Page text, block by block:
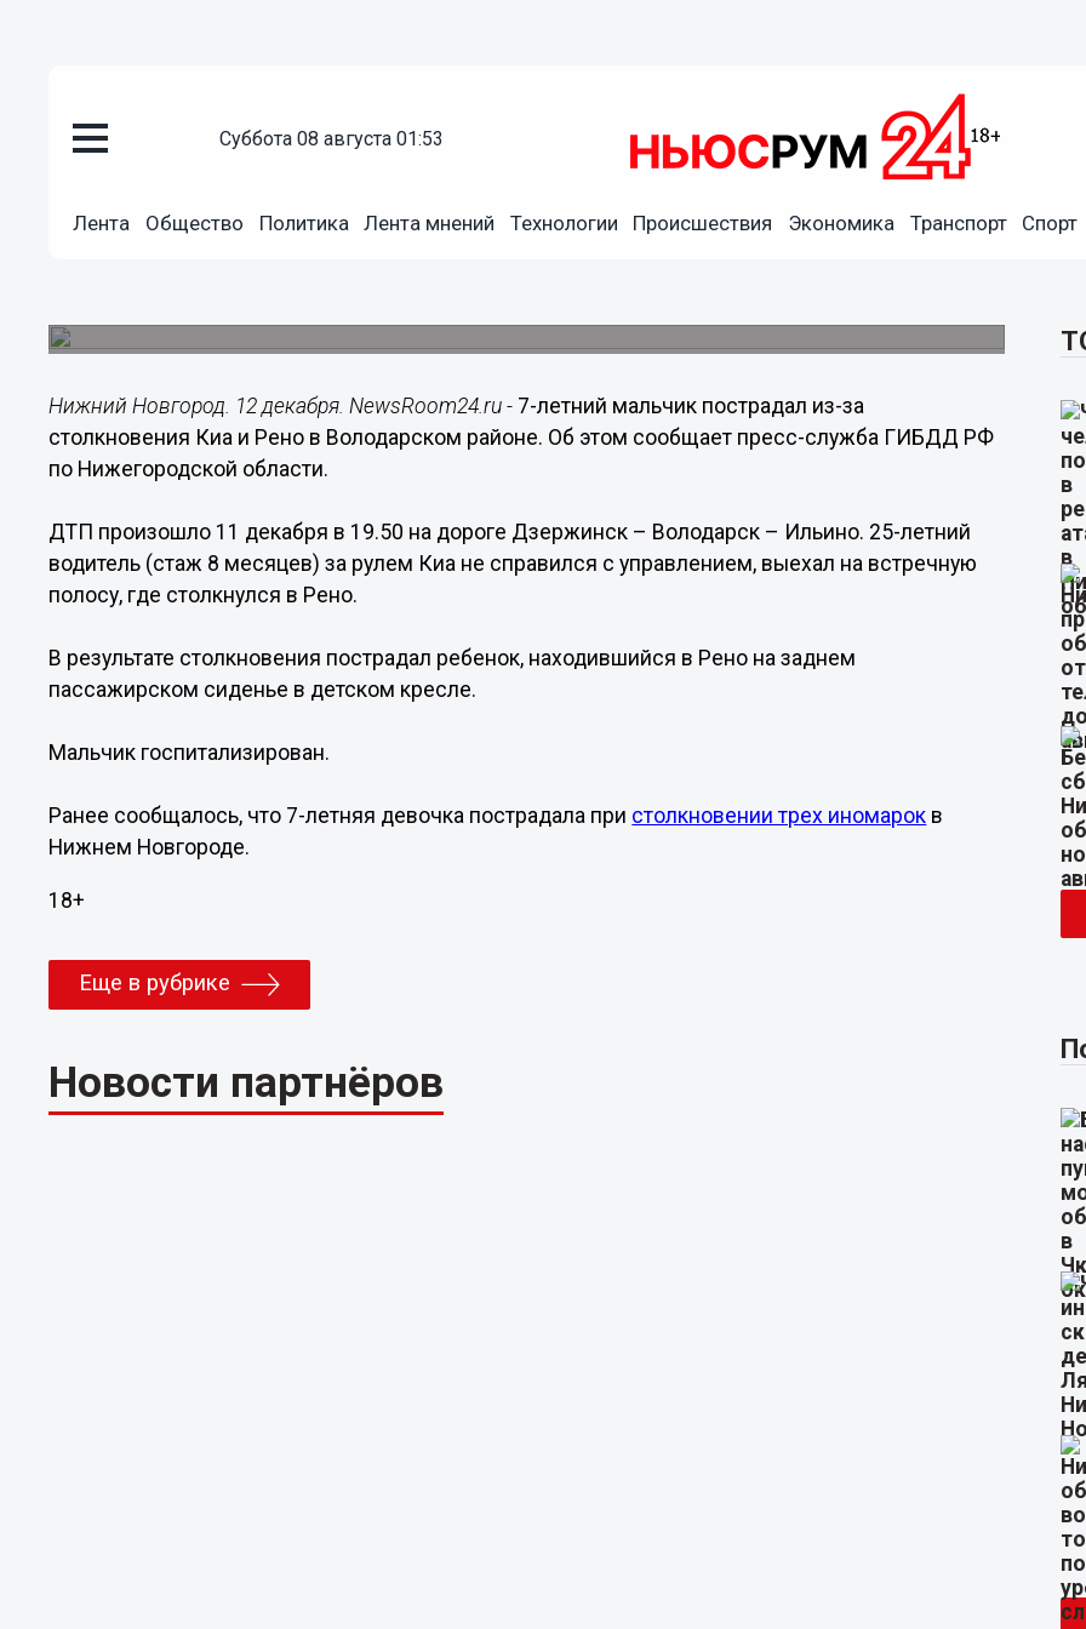
суббота 08 августа 01:53
Лента Общество Политика Лента мнений Технологии Происшествия Экономика Транспорт Спорт
7-летний мальчик пострадал в ДТП по вине неопытного
Нижний Новгород. 12 декабря. NewsRoom24.ru - 7-летний мальчик пострадал из-за
столкновения Киа и Рено в Володарском районе. Об этом сообщает пресс-служба ГИБДД РФ
по Нижегородской области.
ДТП произошло 11 декабря в 19.50 на дороге Дзержинск – Володарск – Ильино. 25-летний
водитель (стаж 8 месяцев) за рулем Киа не справился с управлением, выехал на встречную
полосу, где столкнулся в Рено.
В результате столкновения пострадал ребенок, находившийся в Рено на заднем
пассажирском сиденье в детском кресле.
Мальчик госпитализирован.
Ранее сообщалось, что 7-летняя девочка пострадала при столкновении трех иномарок в
Нижнем Новгороде.
18+
Еще в рубрике
Новости партнёров